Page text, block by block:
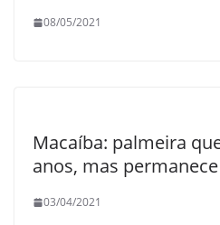
08/05/2021
Macaíba: palmeira
anos, mas
03/04/2021